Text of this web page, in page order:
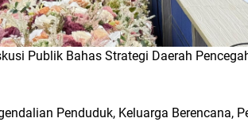
Publik Bahas Strategi Daerah
Penduduk, Keluarga Berencana,